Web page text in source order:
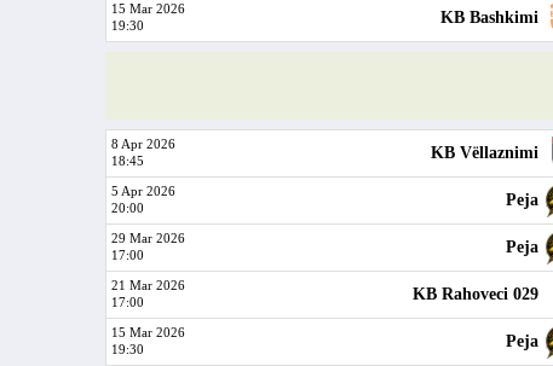
15 Mar 2026
19:30
KB Bashkimi
8 Apr 2026
18:45
KB Vëllaznimi
5 Apr 2026
20:00
Peja
29 Mar 2026
17:00
Peja
21 Mar 2026
17:00
KB Rahoveci 029
15 Mar 2026
19:30
Peja